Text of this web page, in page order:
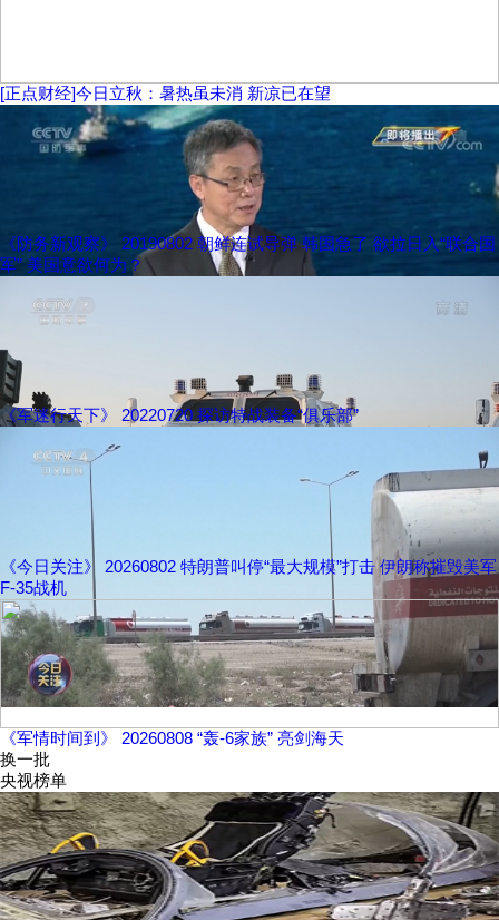
[正点财经]今日立秋：暑热虽未消 新凉已在望
《防务新观察》 20190802 朝鲜连试导弹 韩国急了 欲拉日入“联合国
军” 美国意欲何为？
《军迷行天下》 20220720 探访特战装备“俱乐部”
《今日关注》 20260802 特朗普叫停“最大规模”打击 伊朗称摧毁美军
F-35战机
《军情时间到》 20260808 “轰-6家族” 亮剑海天
换一批
央视榜单